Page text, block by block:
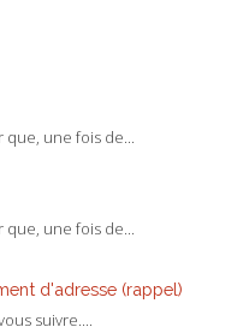
que, une fois de...
que, une fois de...
d'adresse (rappel)
suivre....